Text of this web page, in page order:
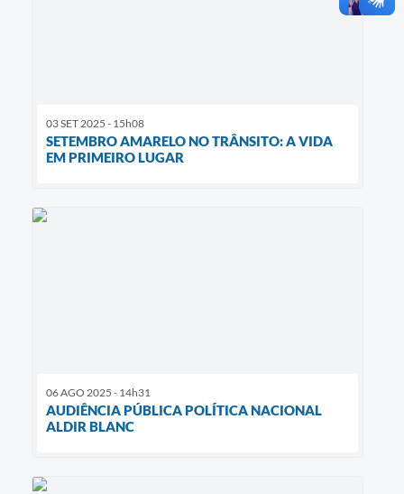
03 SET 2025 - 15h08
SETEMBRO AMARELO NO TRÂNSITO: A VIDA
EM PRIMEIRO LUGAR
06 AGO 2025 - 14h31
AUDIÊNCIA PÚBLICA POLÍTICA NACIONAL
ALDIR BLANC